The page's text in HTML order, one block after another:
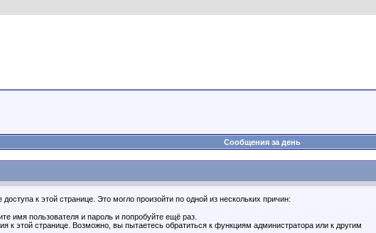
Сообщения за день
к этой странице. Это могло произойти по одной из нескольких причин:
имя пользователя и пароль и попробуйте ещё раз.
к этой странице. Возможно, вы пытаетесь обратиться к функциям администратора или к другим